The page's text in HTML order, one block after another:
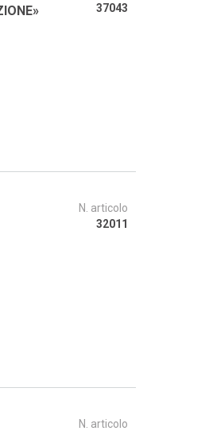
37043
N. articolo
32011
N. articolo